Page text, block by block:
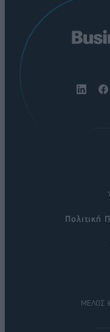
Πολιτική
ΜΕΛΟΣ